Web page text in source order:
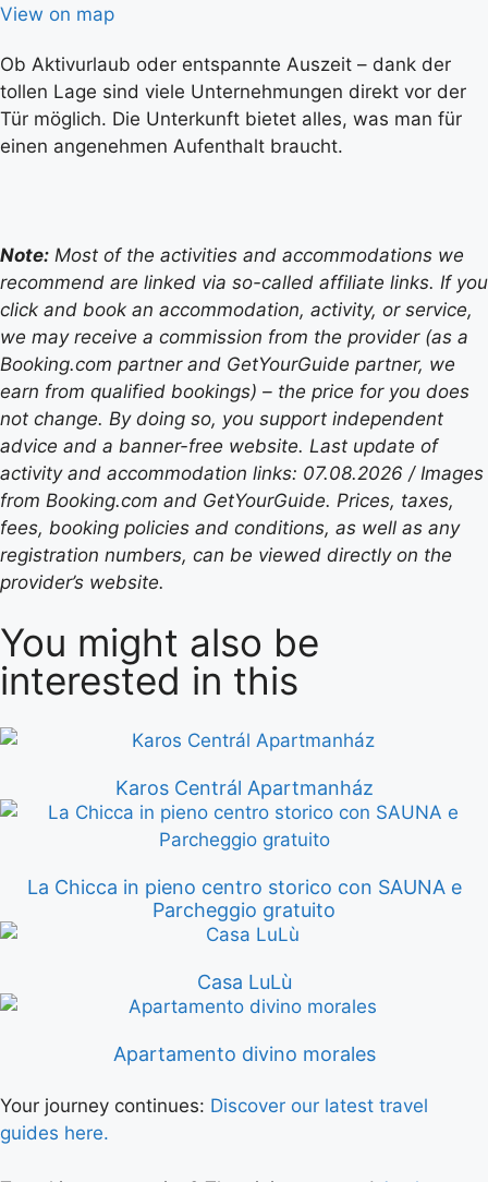
View on map
Ob Aktivurlaub oder entspannte Auszeit – dank der
tollen Lage sind viele Unternehmungen direkt vor der
Tür möglich. Die Unterkunft bietet alles, was man für
einen angenehmen Aufenthalt braucht.
Note: Most of the activities and accommodations we
recommend are linked via so-called affiliate links. If you
click and book an accommodation, activity, or service,
we may receive a commission from the provider (as a
Booking.com partner and GetYourGuide partner, we
earn from qualified bookings) – the price for you does
not change. By doing so, you support independent
advice and a banner-free website. Last update of
activity and accommodation links: 07.08.2026 / Images
from Booking.com and GetYourGuide. Prices, taxes,
fees, booking policies and conditions, as well as any
registration numbers, can be viewed directly on the
provider’s website.
You might also be
interested in this
Karos Centrál Apartmanház
La Chicca in pieno centro storico con SAUNA e
Parcheggio gratuito
Casa LuLù
Apartamento divino morales
Your journey continues: Discover our latest travel
guides here.